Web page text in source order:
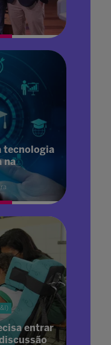
tecnologia
na
entrar